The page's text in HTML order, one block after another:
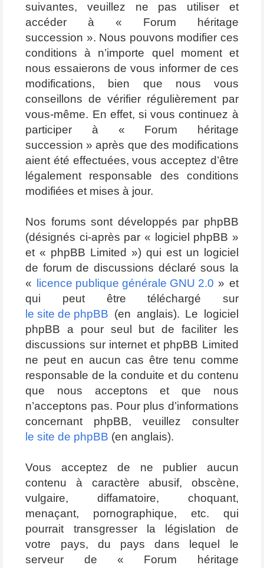
suivantes, veuillez ne pas utiliser et
accéder à « Forum héritage
succession ». Nous pouvons modifier ces
conditions à n’importe quel moment et
nous essaierons de vous informer de ces
modifications, bien que nous vous
conseillons de vérifier régulièrement par
vous-même. En effet, si vous continuez à
participer à « Forum héritage
succession » après que des modifications
aient été effectuées, vous acceptez d’être
légalement responsable des conditions
modifiées et mises à jour.
Nos forums sont développés par phpBB
(désignés ci-après par « logiciel phpBB »
et « phpBB Limited ») qui est un logiciel
de forum de discussions déclaré sous la
«
licence publique générale GNU 2.0 » et
qui peut être téléchargé sur
le site de phpBB (en anglais). Le logiciel
phpBB a pour seul but de faciliter les
discussions sur internet et phpBB Limited
ne peut en aucun cas être tenu comme
responsable de la conduite et du contenu
que nous acceptons et que nous
n’acceptons pas. Pour plus d’informations
concernant phpBB, veuillez consulter
le site de phpBB (en anglais).
Vous acceptez de ne publier aucun
contenu à caractère abusif, obscène,
vulgaire, diffamatoire, choquant,
menaçant, pornographique, etc. qui
pourrait transgresser la législation de
votre pays, du pays dans lequel le
serveur de « Forum héritage